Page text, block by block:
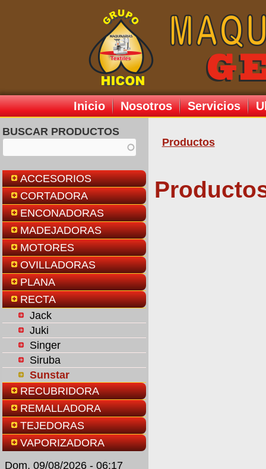
Inicio Nosotros Servicios
BUSCAR PRODUCTOS
ACCESORIOS
CORTADORA
ENCONADORAS
MADEJADORAS
MOTORES
OVILLADORAS
PLANA
RECTA
Jack
Juki
Singer
Siruba
Sunstar
RECUBRIDORA
REMALLADORA
TEJEDORAS
VAPORIZADORA
Dom, 09/08/2026 - 06:17
Se
Productos